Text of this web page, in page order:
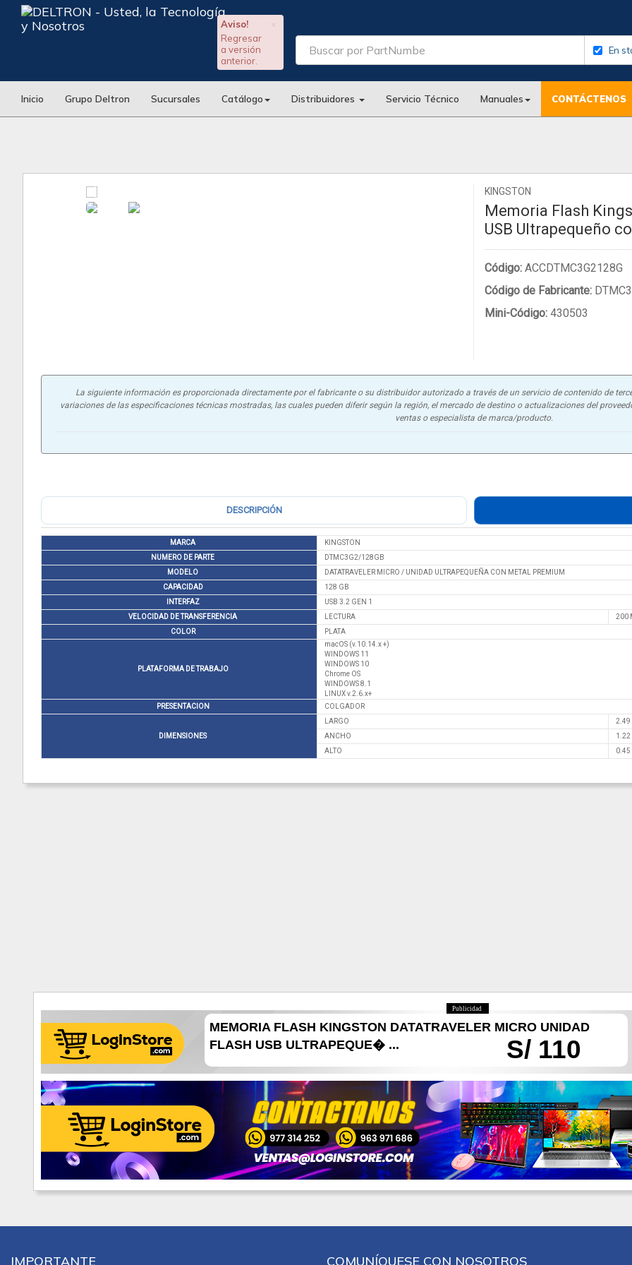
×
Aviso!
Regresar
a versión
anterior.
En
Inicio Grupo Deltron Sucursales Catálogo Distribuidores Servicio Técnico Manuales CONTÁCTENOS
KINGSTON
Memoria Flash
USB Ultrapequeño
Código: ACCDTMC3G2128G
Código de Fabricante:
Mini-Código: 430503
La siguiente información es proporcionada directamente por el fabricante o su distribuidor autorizado a través de un servicio de contenido de
variaciones de las especificaciones técnicas mostradas, las cuales pueden diferir según la región, el mercado de destino o actualizaciones del
ventas o especialista de marca/producto.
DESCRIPCIÓN
MARCA
KINGSTON
NUMERO DE PARTE
DTMC3G2/128GB
MODELO
DATATRAVELER MICRO / UNIDAD ULTRAPEQUEÑA CON METAL PREMIUM
CAPACIDAD
128 GB
INTERFAZ
USB 3.2 GEN 1
VELOCIDAD DE TRANSFERENCIA
LECTURA
200
COLOR
PLATA
PLATAFORMA DE TRABAJO
macOS (v.10.14.x +)
WINDOWS 11
WINDOWS 10
Chrome OS
WINDOWS 8.1
LINUX v.2.6.x+
PRESENTACION
COLGADOR
DIMENSIONES
LARGO
2.49
ANCHO
1.22
ALTO
0.45
Publicidad
S/ 110
MEMORIA FLASH KINGSTON DATATRAVELER MICRO UNIDAD
FLASH USB ULTRAPEQUE� ...
IMPORTANTE COMUNÍQUESE CON NOSOTROS